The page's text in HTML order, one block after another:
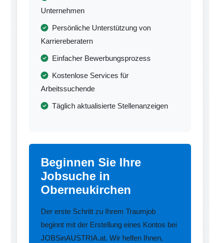
Unternehmen
Persönliche Unterstützung von
Karriereberatern
Einfacher Bewerbungsprozess
Kostenlose Services für
Arbeitssuchende
Täglich aktualisierte Stellenanzeigen
Beginnen Sie Ihre
Jobsuche in
Oberneukirchen
Der erste Schritt zu Ihrem Traumjob
beginnt mit der Erstellung eines Kontos bei
JOBSinAUSTRIA.at. Wir helfen Ihnen,